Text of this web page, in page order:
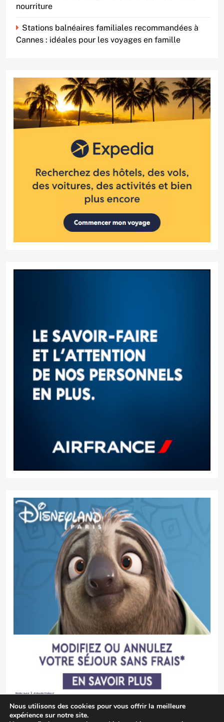
nourriture
Stations balnéaires familiales recommandées à
Cannes : idéales pour les voyages en famille
Nous utilisons des cookies pour vous offrir la meilleure
expérience sur notre site.